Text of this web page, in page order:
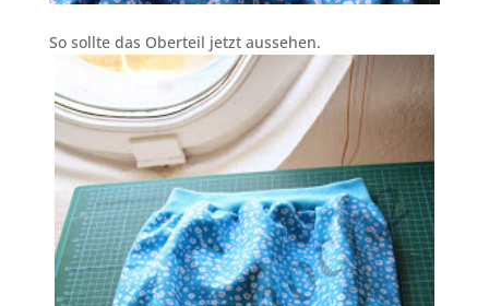
So sollte das Oberteil jetzt aussehen.